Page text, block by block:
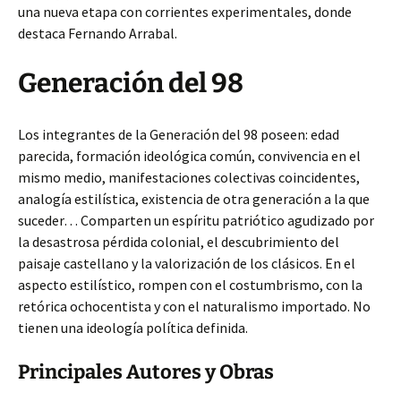
una nueva etapa con corrientes experimentales, donde
destaca Fernando Arrabal.
Generación del 98
Los integrantes de la Generación del 98 poseen: edad
parecida, formación ideológica común, convivencia en el
mismo medio, manifestaciones colectivas coincidentes,
analogía estilística, existencia de otra generación a la que
suceder… Comparten un espíritu patriótico agudizado por
la desastrosa pérdida colonial, el descubrimiento del
paisaje castellano y la valorización de los clásicos. En el
aspecto estilístico, rompen con el costumbrismo, con la
retórica ochocentista y con el naturalismo importado. No
tienen una ideología política definida.
Principales Autores y Obras